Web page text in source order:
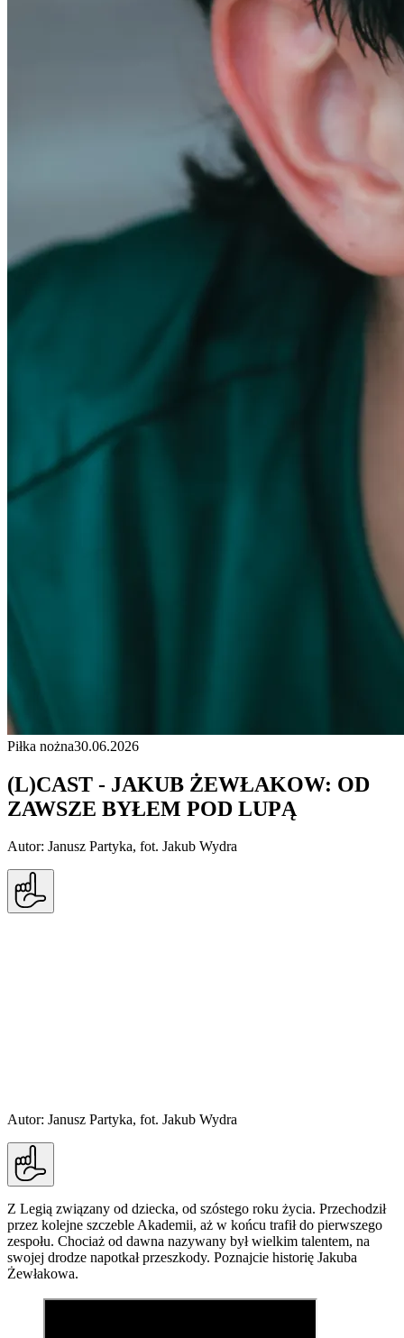
Piłka nożna30.06.2026
(L)CAST - JAKUB ŻEWŁAKOW: OD
ZAWSZE BYŁEM POD LUPĄ
Autor: Janusz Partyka, fot. Jakub Wydra
Autor: Janusz Partyka, fot. Jakub Wydra
Z Legią związany od dziecka, od szóstego roku życia. Przechodził
przez kolejne szczeble Akademii, aż w końcu trafił do pierwszego
zespołu. Chociaż od dawna nazywany był wielkim talentem, na
swojej drodze napotkał przeszkody. Poznajcie historię Jakuba
Żewłakowa.